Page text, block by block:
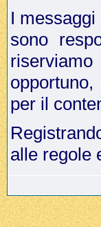
I
sono
per il
alle regole